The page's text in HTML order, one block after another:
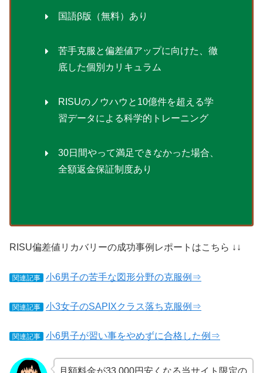
国語β版（無料）あり
苦手克服と偏差値アップに向けた、徹
底した個別カリキュラム
RISUのノウハウと10億件を超える学
習データによる科学的トレーニング
30日間やって満足できなかった場合、
全額返金保証制度あり
RISU偏差値リカバリーの成功事例レポートはこちら ↓↓
関連記事 小6男子の苦手な図形分野の克服例⇒
関連記事 小3女子のSAPIXクラス落ち克服例⇒
関連記事 小6男子が習い事をやめずに合格した例⇒
月額料金が33,000円安くなる当サイト限定の